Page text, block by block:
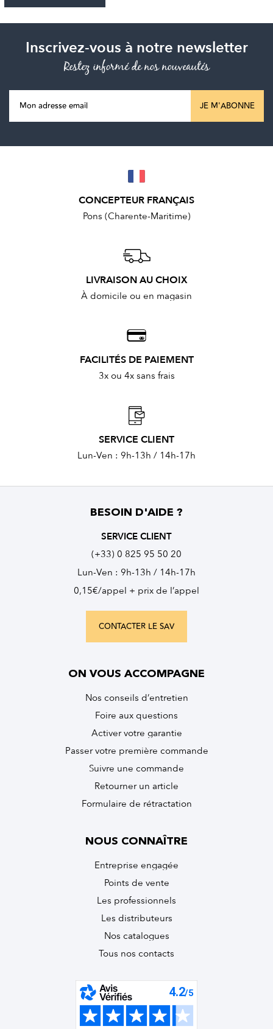
Inscrivez-vous à notre newsletter
Restez informé de nos nouveautés
JE M'ABONNE
CONCEPTEUR FRANÇAIS
Pons (Charente-Maritime)
LIVRAISON AU CHOIX
À domicile ou en magasin
FACILITÉS DE PAIEMENT
3x ou 4x sans frais
SERVICE CLIENT
Lun-Ven : 9h-13h / 14h-17h
BESOIN D'AIDE ?
SERVICE CLIENT
(+33) 0 825 95 50 20
Lun-Ven : 9h-13h / 14h-17h
0,15€/appel + prix de l’appel
CONTACTER LE SAV
ON VOUS ACCOMPAGNE
Nos conseils d’entretien
Foire aux questions
Activer votre garantie
Passer votre première commande
Suivre une commande
Retourner un article
Formulaire de rétractation
NOUS CONNAÎTRE
Entreprise engagée
Points de vente
Les professionnels
Les distributeurs
Nos catalogues
Tous nos contacts